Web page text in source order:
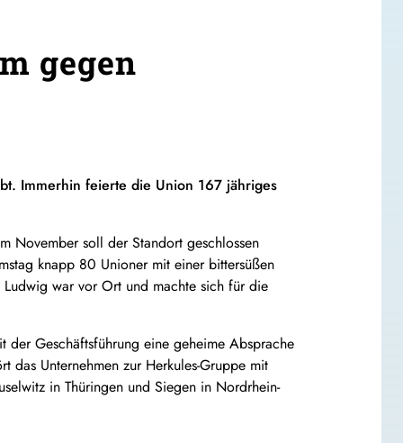
gegen
Immerhin feierte die Union 167 jähriges
November soll der Standort geschlossen
knapp 80 Unioner mit einer bittersüßen
war vor Ort und machte sich für die
der Geschäftsführung eine geheime Absprache
das Unternehmen zur Herkules-Gruppe mit
in Thüringen und Siegen in Nordrhein-